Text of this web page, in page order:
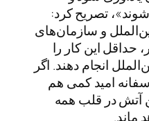
تصریح کرد:
و سازمان‌های
حداقل این کار را
انجام دهند. اگر
امید کمی هم
در قلب همه
ماند.